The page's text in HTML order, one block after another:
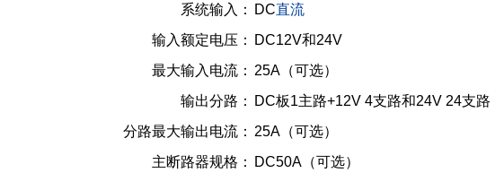
系统输入： DC直流
输入额定电压：
DC12V和24V
最大输入电流： 25A（可选）
输出分路：
DC板1主路+12V 4支路和24V 24支路
分路最大输出电流： 25A（可选）
主断路器规格：
DC50A（可选）